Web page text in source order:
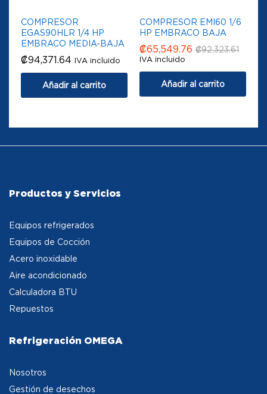
COMPRESOR
EGAS90HLR 1/4 HP
EMBRACO MEDIA-BAJA
₡94,371.64 IVA incluido
Añadir al carrito
COMPRESOR EMI60 1/6
HP EMBRACO BAJA
₡65,549.76 ₡92,323.61
IVA incluido
Añadir al carrito
Productos y Servicios
Equipos refrigerados
Equipos de Cocción
Acero inoxidable
Aire acondicionado
Calculadora BTU
Repuestos
Refrigeración OMEGA
Nosotros
Gestión de desechos